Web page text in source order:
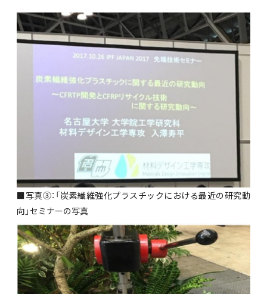
■写真③：「炭素繊維強化プラスチックにおける最近の研究動
向」セミナーの写真